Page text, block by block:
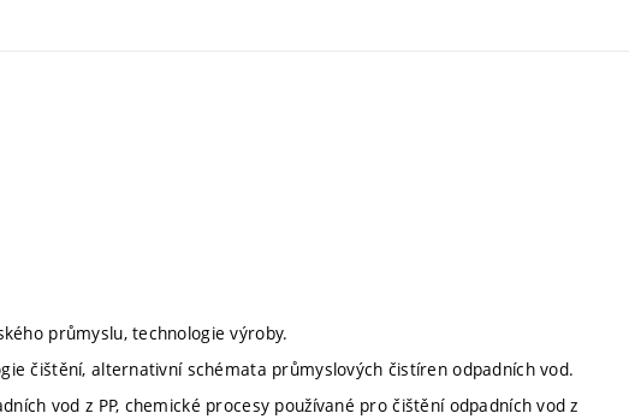
průmyslu, technologie výroby.
čištění, alternativní schémata průmyslových čistíren odpadních vod.
vod z PP, chemické procesy používané pro čištění odpadních vod z